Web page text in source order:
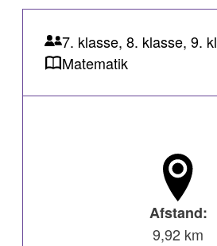
7. klasse, 8. klasse, 9.
Matematik
Afstand:
9,92 km